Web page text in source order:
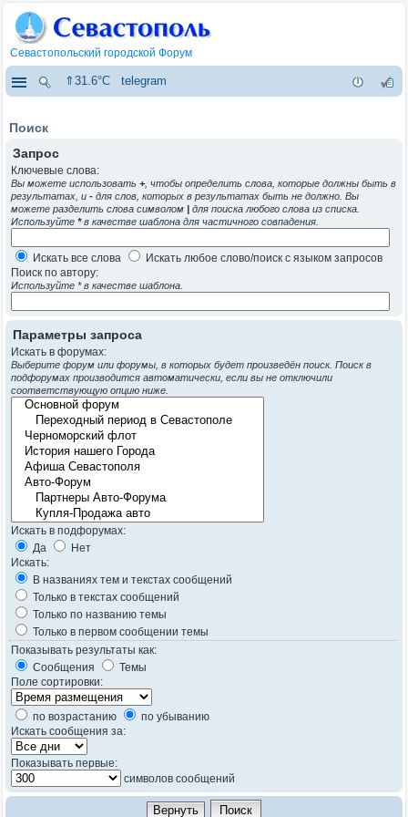
Севастопольский городской Форум
⇑31.6°C telegram
Поиск
Запрос
Ключевые слова:
Вы можете использовать +, чтобы определить слова, которые должны быть в
результатах, и - для слов, которых в результатах быть не должно. Вы
можете разделить слова символом | для поиска любого слова из списка.
Используйте *в качестве шаблона для частичного совпадения.
Искать все слова
Искать любое слово/поиск с языком запросов
Поиск по автору:
Используйте * в качестве шаблона.
Параметры запроса
Искать в форумах:
Выберите форум или форумы, в которых будет произведён поиск. Поиск в
подфорумах производится автоматически, если вы не отключили
соответствующую опцию ниже.
Искать в подфорумах:
Да
Нет
Искать:
В названиях тем и текстах сообщений
Только в текстах сообщений
Только по названию темы
Только в первом сообщении темы
Показывать результаты как:
Сообщения
Темы
Поле сортировки:
по возрастанию
по убыванию
Искать сообщения за:
Показывать первые:
символов сообщений